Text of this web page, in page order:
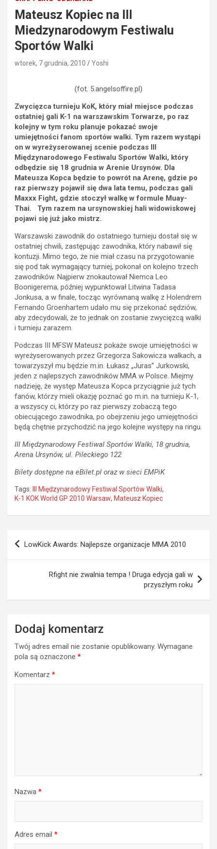
Mateusz Kopiec na III
Miedzynarodowym Festiwalu
Sportów Walki
wtorek, 7 grudnia, 2010 Yoshi
(fot. 5.angelsoffire.pl)
Zwycięzca turnieju KoK, który miał miejsce podczas
ostatniej gali K-1 na warszawskim Torwarze, po raz
kolejny w tym roku planuje pokazać swoje
umiejętności fanom sportów walki. Tym razem wystąpi
on w wyreżyserowanej scenie podczas III
Międzynarodowego Festiwalu Sportów Walki, który
odbędzie się 18 grudnia w Arenie Ursynów. Dla
Mateusza Kopca będzie to powrót na Arenę, gdzie po
raz pierwszy pojawił się dwa lata temu, podczas gali
Maxxx Fight, gdzie stoczył walkę w formule Muay-
Thai. Tym razem na ursynowskiej hali widowiskowej
pojawi się już jako mistrz.
Warszawski zawodnik do ostatniego turnieju dostał się w
ostatniej chwili, zastępując zawodnika, który nabawił się
kontuzji. Mimo tego, że nie miał czasu na przygotowanie
się pod tak wymagający turniej, pokonał on kolejno trzech
zawodników. Najpierw znokautował Niemca Leo
Boonigerema, później wypunktował Litwina Tadasa
Jonkusa, a w finale, tocząc wyrównaną walkę z Holendrem
Fernando Groenhartem udało mu się przekonać sędziów,
aby zdecydowali, że to jednak on zostanie zwycięzcą walki
i turnieju zarazem.
Podczas III MFSW Mateusz pokaże swoje umiejętności w
wyreżyserowanych przez Grzegorza Sakowicza walkach, a
towarzyszył mu będzie m.in. Łukasz „Juras” Jurkowski,
jeden z najlepszych zawodników MMA w Polsce. Miejmy
nadzieję, że występ Mateusza Kopca przyciągnie już tych
fanów, którzy mieli okazję poznać go m.in. na turnieju K-1,
a wszyscy ci, którzy po raz pierwszy zobaczą tego
obiecującego zawodnika, po obejrzeniu jego umiejętności
będą chętnie przychodzić na jego kolejne występy na ringu.
III Międzynarodowy Festiwal Sportów Walki, 18 grudnia,
Arena Ursynów, ul. Pileckiego 122
Bilety dostępne na eBilet.pl oraz w sieci EMPiK
Tags: III Międzynarodowy Festiwal Sportów Walki,
K-1 KOK World GP 2010 Warsaw, Mateusz Kopiec
Nawigacja
LowKick Awards: Najlepsze organizacje MMA 2010
Rfight nie zwalnia tempa ! Druga edycja gali w
przyszłym roku
Dodaj komentarz
Twój adres email nie zostanie opublikowany. Wymagane
pola są oznaczone *
Komentarz *
Nazwa *
Adres email *